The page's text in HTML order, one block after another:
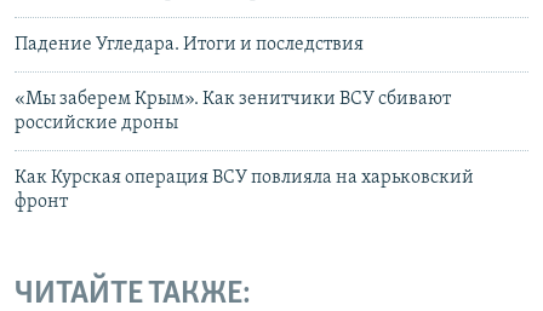
Падение Угледара. Итоги и последствия
«Мы заберем Крым». Как зенитчики ВСУ сбивают
российские дроны
Как Курская операция ВСУ повлияла на харьковский
фронт
ЧИТАЙТЕ ТАКЖЕ: